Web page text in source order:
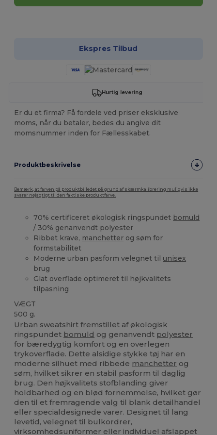
Ekspres Tilbud
Hurtig levering
Er du et firma? Få fordele ved priser eksklusive
moms, når du betaler, bedes du angive dit
momsnummer inden for Fællesskabet.
Produktbeskrivelse
Bemærk, at farven på produktbilledet på grund af skærmkalibrering muligvis ikke
svarer nøjagtigt til den faktiske produktfarve.
70% certificeret økologisk ringspundet bomuld
/ 30% genanvendt polyester
Ribbet krave, manchetter og søm for
formstabilitet
Moderne urban pasform velegnet til unisex
brug
Glat overflade optimeret til højkvalitets
tilpasning
VÆGT
500 g.
Urban sweatshirt fremstillet af økologisk
ringspundet bomuld og genanvendt polyester
for bæredygtig komfort og en overlegen
trykoverflade. Dette alsidige stykke tøj har en
moderne silhuet med ribbede manchetter og
søm, hvilket sikrer en stabil pasform til daglig
brug. Den højkvalitets stofblanding giver
holdbarhed og en blød fornemmelse, hvilket gør
den til et fremragende valg til blank detailhandel
eller specialdesignede varer. Designet til lang
levetid, velegnet til bulkordrer,
virksomhedsuniformer eller individuel afslappet